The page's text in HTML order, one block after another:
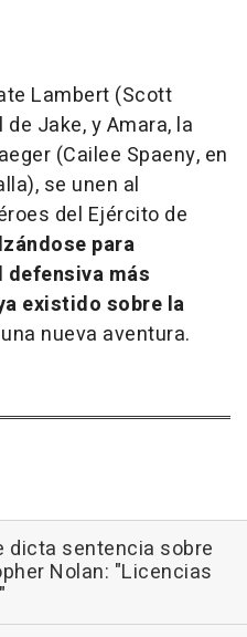
Lambert (Scott
Jake, y Amara, la
(Cailee Spaeny, en
se unen al
del Ejército de
para
más
existido sobre la
nueva aventura.
dicta sentencia sobre
Nolan: "Licencias